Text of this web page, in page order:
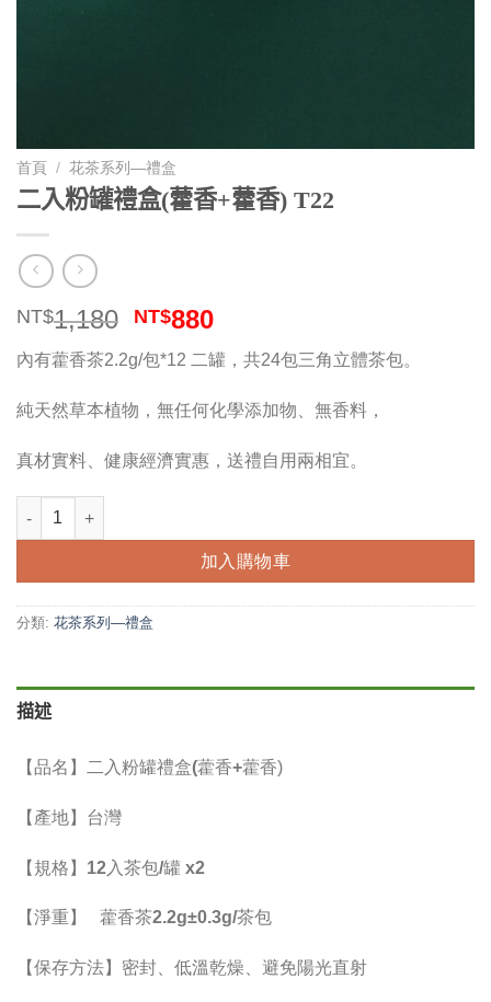
首頁 / 花茶系列—禮盒
二入粉罐禮盒(藿香+藿香) T22
NT$1,180 原
始
價
格：
NT$1,180。
NT$880目
前
價
格：
NT$880。
內有藿香茶2.2g/包*12 二罐，共24包三角立體茶包。
純天然草本植物，無任何化學添加物、無香料，
真材實料、健康經濟實惠，送禮自用兩相宜。
二入粉罐禮盒(藿香+藿香) T22 數量
加入購物車
分類: 花茶系列—禮盒
描述
【品名 】 二入粉罐禮盒(藿香+藿香)
【 產地】台灣
【 規格 】12入茶包/罐 x2
【淨重 】 藿香茶2.2g±0.3g/茶包
【保存方法】密封、低溫乾燥、避免陽光直射